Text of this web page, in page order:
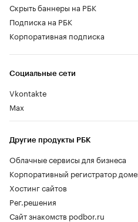
Социальные сети
Vkontakte
Max
Другие продукты РБК
Облачные сервисы для бизнеса
Корпоративный регистратор
Хостинг сайтов
Рег.решения
Сайт знакомств podbor.ru
Скрыть баннеры на РБК
Подписка на РБК
Корпоративная подписка